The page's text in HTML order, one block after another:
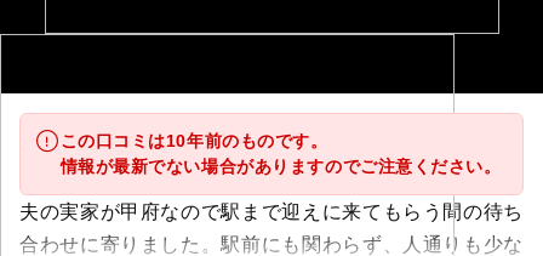
この口コミは10年前のものです。
情報が最新でない場合がありますのでご注意ください。
夫の実家が甲府なので駅まで迎えに来てもらう間の待ち
合わせに寄りました。駅前にも関わらず、人通りも少な